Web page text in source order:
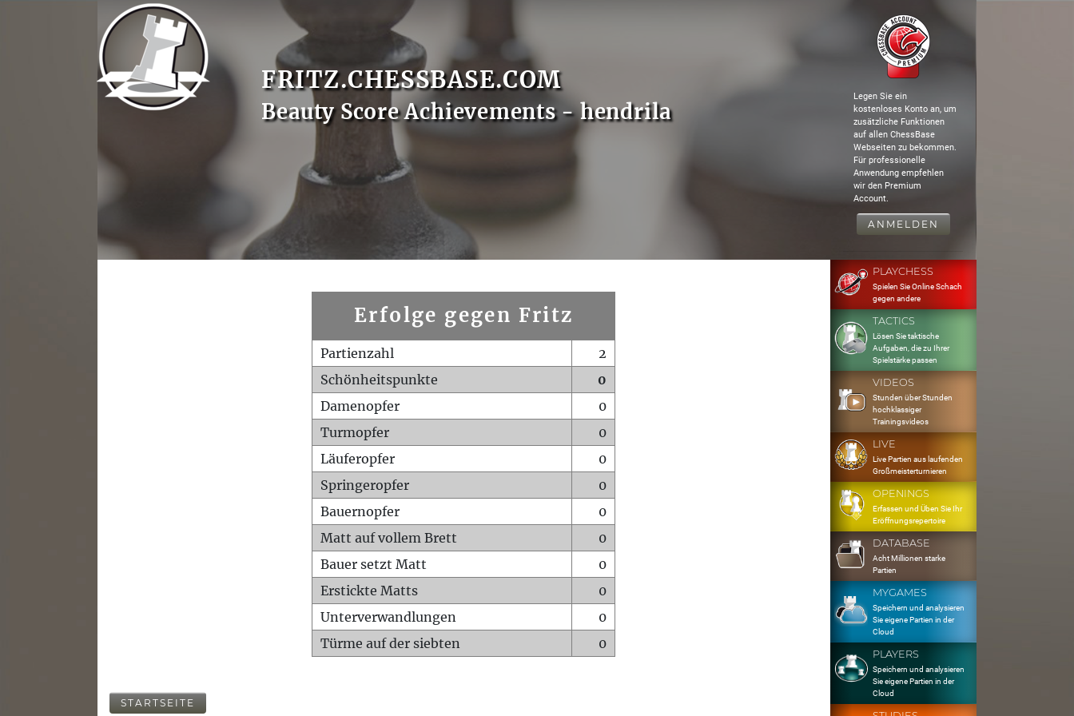
FRITZ.CHESSBASE.COM
Beauty Score Achievements - hendrila
Legen Sie ein
kostenloses Konto an, um
zusätzliche Funktionen
auf allen ChessBase
Webseiten zu bekommen.
Für professionelle
Anwendung empfehlen
wir den Premium
Account.
ANMELDEN
Erfolge gegen Fritz
Partienzahl
2
Schönheitspunkte
0
Damenopfer
0
Turmopfer
0
Läuferopfer
0
Springeropfer
0
Bauernopfer
0
Matt auf vollem Brett
0
Bauer setzt Matt
0
Erstickte Matts
0
Unterverwandlungen
0
Türme auf der siebten
0
STARTSEITE
PLAYCHESS
Spielen Sie Online Schach
gegen andere
TACTICS
Lösen Sie taktische
Aufgaben, die zu Ihrer
Spielstärke passen
VIDEOS
Stunden über Stunden
hochklassiger
Trainingsvideos
LIVE
Live Partien aus laufenden
Großmeisterturnieren
OPENINGS
Erfassen und Üben Sie Ihr
Eröffnungsrepertoire
DATABASE
Acht Millionen starke
Partien
MYGAMES
Speichern und analysieren
Sie eigene Partien in der
Cloud
PLAYERS
Speichern und analysieren
Sie eigene Partien in der
Cloud